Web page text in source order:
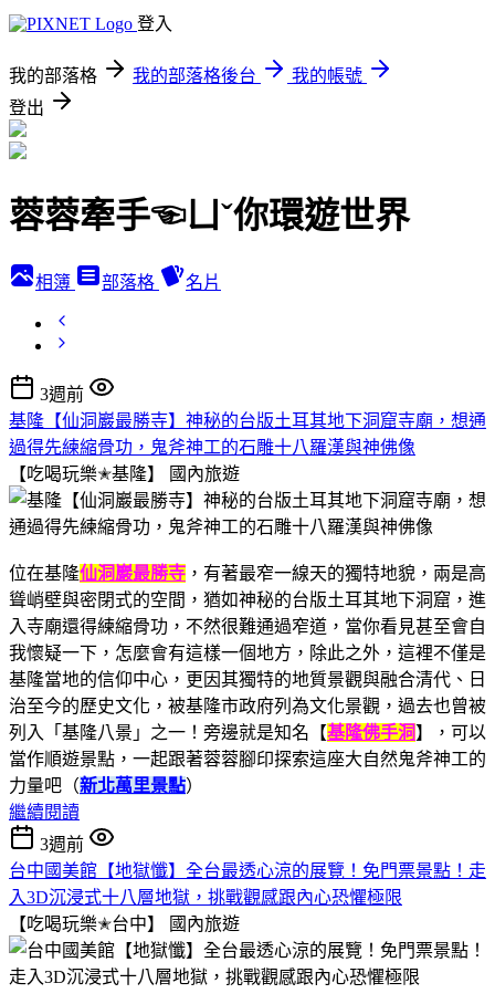
登入
我的部落格 我的部落格後台
我的帳號
登出
蓉蓉牽手☜ㄩˇ你環遊世界
相簿 部落格 名片
3週前
基隆【仙洞巖最勝寺】神秘的台版土耳其地下洞窟寺廟，想通
過得先練縮骨功，鬼斧神工的石雕十八羅漢與神佛像
【吃喝玩樂✭基隆】
國內旅遊
位在基隆仙洞巖最勝寺 ，有著最窄一線天的獨特地貌，兩是高
聳峭壁與密閉式的空間，猶如神秘的台版土耳其地下洞窟，進
入寺廟還得練縮骨功，不然很難通過窄道，當你看見甚至會自
我懷疑一下，怎麼會有這樣一個地方，除此之外，這裡不僅是
基隆當地的信仰中心，更因其獨特的地質景觀與融合清代、日
治至今的歷史文化，被基隆市政府列為文化景觀，過去也曾被
列入「基隆八景」之一！旁邊就是知名【基隆佛手洞】，可以
當作順遊景點，一起跟著蓉蓉腳印探索這座大自然鬼斧神工的
力量吧（新北萬里景點）
繼續閱讀
3週前
台中國美館【地獄懺】全台最透心涼的展覽！免門票景點！走
入3D沉浸式十八層地獄，挑戰觀感跟內心恐懼極限
【吃喝玩樂✭台中】
國內旅遊